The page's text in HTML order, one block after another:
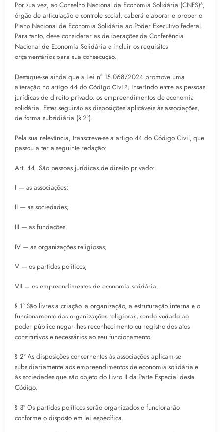
Por sua vez, ao Conselho Nacional da Economia Solidária (CNES)⁸,
órgão de articulação e controle social, caberá elaborar e propor o
Plano Nacional de Economia Solidária ao Poder Executivo federal.
Para tanto, deve considerar as deliberações da Conferência
Nacional de Economia Solidária e incluir os requisitos
orçamentários para sua consecução.
Destaque-se ainda que a Lei nº 15.068/2024 promove uma
alteração no artigo 44 do Código Civil⁹, inserindo entre as pessoas
jurídicas de direito privado, os empreendimentos de economia
solidária. Estes seguirão as disposições aplicáveis às associações,
de forma subsidiária (§ 2º).
Pela sua relevância, transcreve-se a artigo 44 do Código Civil, que
passou a ter a seguinte redação:
Art. 44. São pessoas jurídicas de direito privado:
I — as associações;
II — as sociedades;
III — as fundações.
IV — as organizações religiosas;
V — os partidos políticos;
VII — os empreendimentos de economia solidária.
§ 1º São livres a criação, a organização, a estruturação interna e o
funcionamento das organizações religiosas, sendo vedado ao
poder público negar-lhes reconhecimento ou registro dos atos
constitutivos e necessários ao seu funcionamento.
§ 2º As disposições concernentes às associações aplicam-se
subsidiariamente aos empreendimentos de economia solidária e
às sociedades que são objeto do Livro II da Parte Especial deste
Código.
§ 3º Os partidos políticos serão organizados e funcionarão
conforme o disposto em lei específica.